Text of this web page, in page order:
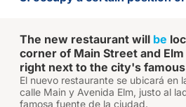
The new restaurant will be
corner of Main Street and
right next to the city's
El nuevo restaurante se ubicará en
calle Main y Avenida Elm, justo al
famosa fuente de la ciudad.